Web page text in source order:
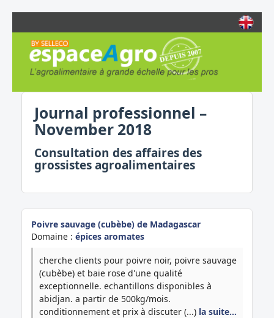
Journal professionnel –
November 2018
Consultation des affaires des
grossistes agroalimentaires
Poivre sauvage (cubèbe) de Madagascar
Domaine : épices aromates
cherche clients pour poivre noir, poivre sauvage
(cubèbe) et baie rose d'une qualité
exceptionnelle. echantillons disponibles à
abidjan. a partir de 500kg/mois.
conditionnement et prix à discuter (...) la suite…